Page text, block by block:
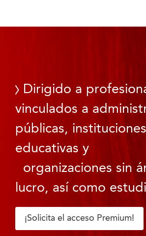
Dirigido a
vinculados a
públicas, instituciones
educativas y
organizaciones sin
lucro, así como
¡Solicita el acceso Premium!